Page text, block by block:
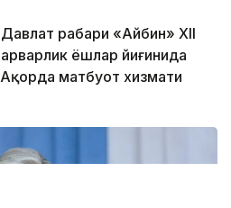
раҳбари «Айбин» XII
ёшлар йиғинида
Ақорда матбуот хизмати